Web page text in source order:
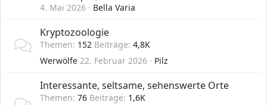
4. Mai 2026
Bella Varia
Kryptozoologie
Themen 152 Beiträge 4,8K
Werwölfe 22. Februar 2026 Pilz
Interessante, seltsame, sehenswerte Orte
Themen 76 Beiträge 1,6K